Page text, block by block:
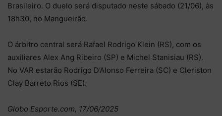
Brasileiro. O duelo será disputado neste sábado (21/06), às
18h30, no Mangueirão.
O árbitro central será Rafael Rodrigo Klein (RS), com os
auxiliares Alex Ang Ribeiro (SP) e Michel Stanisiau (RS).
No VAR estarão Rodrigo D’Alonso Ferreira (SC) e Cleriston
Clay Barreto Rios (SE).
Globo Esporte.com, 17/06/2025